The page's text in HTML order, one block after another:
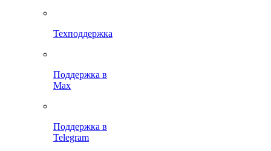
Техподдержка
Поддержка в
Max
Поддержка в
Telegram